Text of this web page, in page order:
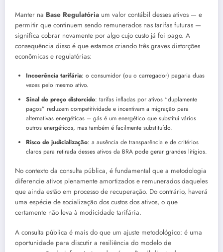
Manter na Base Regulatória um valor contábil desses ativos — e
permitir que continuem sendo remunerados nas tarifas futuras —
significa cobrar novamente por algo cujo custo já foi pago. A
consequência disso é que estamos criando três graves distorções
econômicas e regulatórias:
Incoerência tarifária: o consumidor (ou o carregador) pagaria duas
vezes pelo mesmo ativo.
Sinal de preço distorcido: tarifas infladas por ativos “duplamente
pagos” reduzem competitividade e incentivam a migração para
alternativas energéticas – gás é um energético que substitui vários
outros energéticos, mas também é facilmente substituído.
Risco de judicialização: a ausência de transparência e de critérios
claros para retirada desses ativos da BRA pode gerar grandes litígios.
No contexto da consulta pública, é fundamental que a metodologia
diferencie ativos plenamente amortizados e remunerados daqueles
que ainda estão em processo de recuperação. Do contrário, haverá
uma espécie de socialização dos custos dos ativos, o que
certamente não leva à modicidade tarifária.
A consulta pública é mais do que um ajuste metodológico: é uma
oportunidade para discutir a resiliência do modelo de